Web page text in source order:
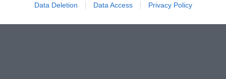
Data Deletion Data Access Privacy Policy